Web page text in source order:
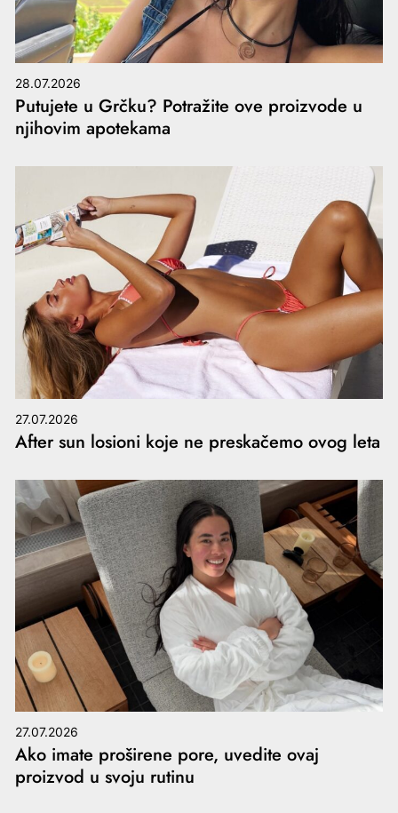
28.07.2026
Putujete u Grčku? Potražite ove proizvode u
njihovim apotekama
27.07.2026
After sun losioni koje ne preskačemo ovog leta
27.07.2026
Ako imate proširene pore, uvedite ovaj
proizvod u svoju rutinu